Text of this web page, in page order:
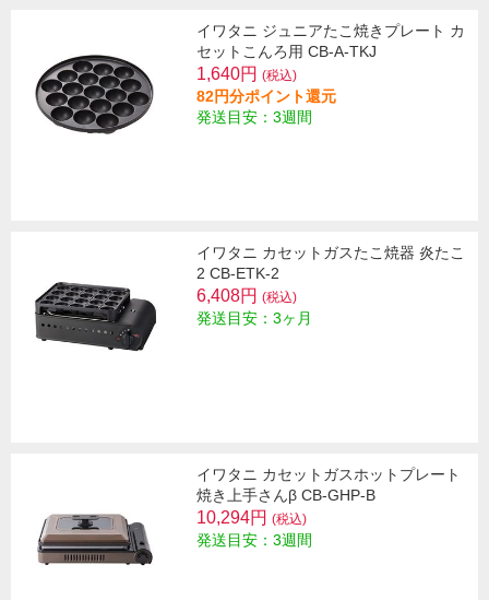
イワタニ ジュニアたこ焼きプレート カ
セットこんろ用 CB-A-TKJ
1,640円 (税込)
82円分ポイント還元
発送目安：3週間
イワタニ カセットガスたこ焼器 炎たこ
2 CB-ETK-2
6,408円 (税込)
発送目安：3ヶ月
イワタニ カセットガスホットプレート
焼き上手さんβ CB-GHP-B
10,294円 (税込)
発送目安：3週間